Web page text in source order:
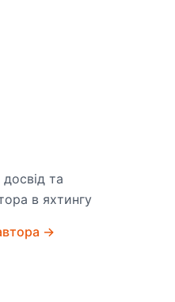
та
в яхтингу
→